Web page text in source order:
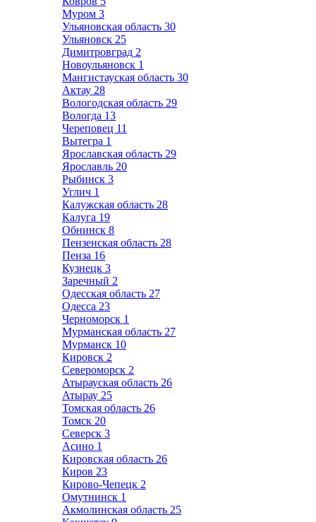
Муром 3
Ульяновская область 30
Ульяновск 25
Димитровград 2
Новоульяновск 1
Мангистауская область 30
Актау 28
Вологодская область 29
Вологда 13
Череповец 11
Вытегра 1
Ярославская область 29
Ярославль 20
Рыбинск 3
Углич 1
Калужская область 28
Калуга 19
Обнинск 8
Пензенская область 28
Пенза 16
Кузнецк 3
Заречный 2
Одесская область 27
Одесса 23
Черноморск 1
Мурманская область 27
Мурманск 10
Кировск 2
Североморск 2
Атырауская область 26
Атырау 25
Томская область 26
Томск 20
Северск 3
Асино 1
Кировская область 26
Киров 23
Кирово-Чепецк 2
Омутнинск 1
Акмолинская область 25